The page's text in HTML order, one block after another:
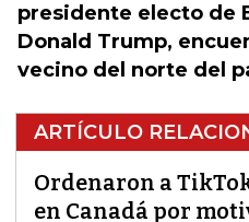
presidente electo de
Donald Trump,
vecino del norte del
ARTÍCULO
Ordenaron a
en Canadá por